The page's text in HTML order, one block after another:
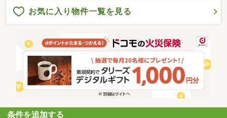
お気に入り物件一覧を見る
条件を追加する